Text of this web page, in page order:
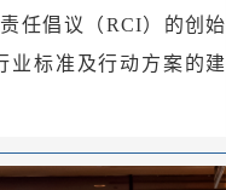
任倡议（RCI）的创始
业标准及行动方案的建